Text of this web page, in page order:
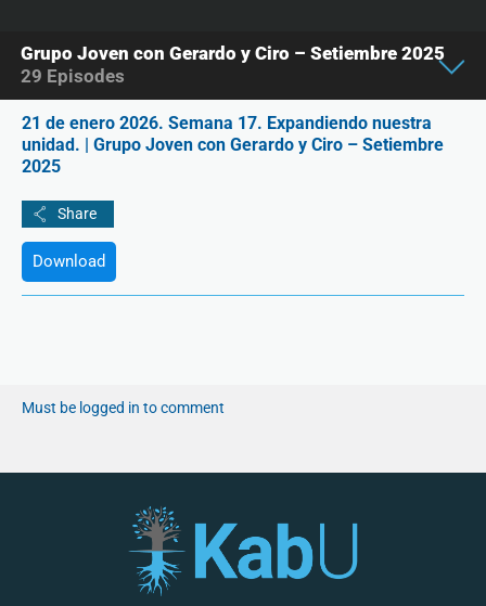
21 de enero 2026. Semana 17. Expandiendo nuestra
unidad. | Grupo Joven con Gerardo y Ciro – Setiembre
2025
Download
Must be logged in to comment
Grupo Joven con Gerardo y Ciro – Setiembre 2025
29 Episodes